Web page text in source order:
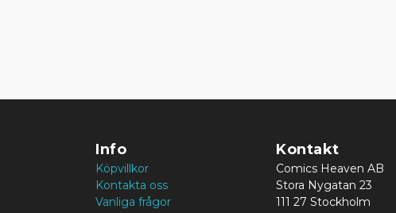
Info
Köpvillkor
Kontakta oss
Vanliga frågor
Kontakt
Comics Heaven AB
Stora Nygatan 23
111 27 Stockholm